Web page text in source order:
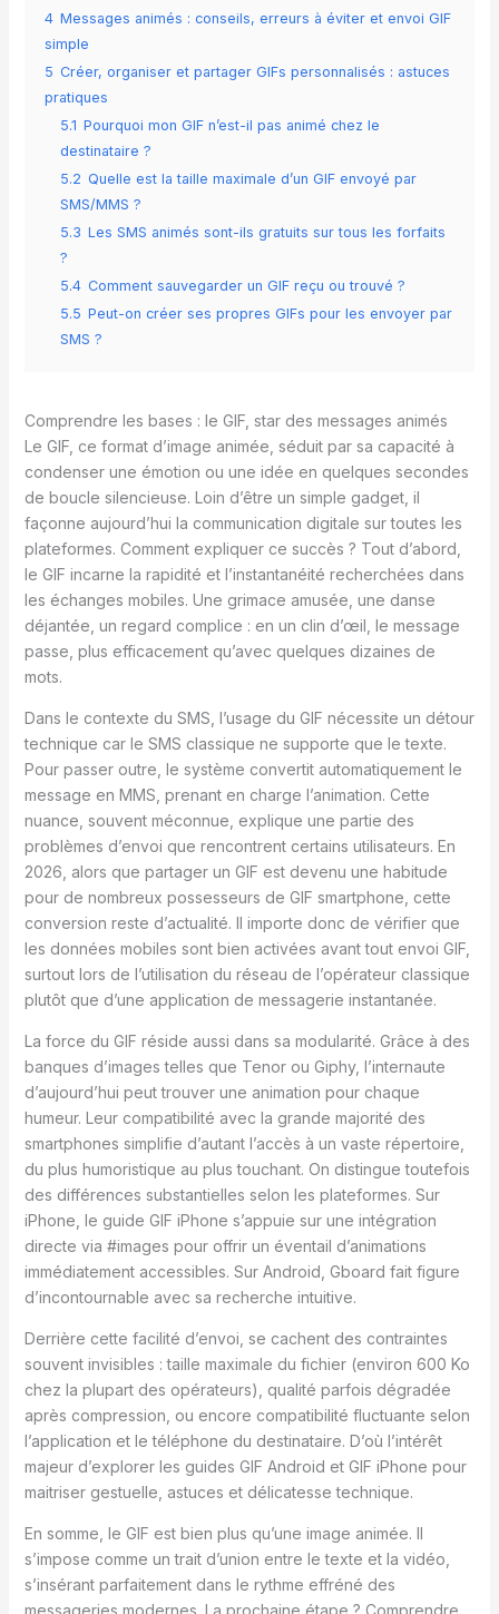
4 Messages animés : conseils, erreurs à éviter et envoi GIF
simple
5 Créer, organiser et partager GIFs personnalisés : astuces
pratiques
5.1 Pourquoi mon GIF n’est-il pas animé chez le
destinataire ?
5.2 Quelle est la taille maximale d’un GIF envoyé par
SMS/MMS ?
5.3 Les SMS animés sont-ils gratuits sur tous les forfaits
?
5.4 Comment sauvegarder un GIF reçu ou trouvé ?
5.5 Peut-on créer ses propres GIFs pour les envoyer par
SMS ?
Comprendre les bases : le GIF, star des messages animés
Le GIF, ce format d’image animée, séduit par sa capacité à
condenser une émotion ou une idée en quelques secondes
de boucle silencieuse. Loin d’être un simple gadget, il
façonne aujourd’hui la communication digitale sur toutes les
plateformes. Comment expliquer ce succès ? Tout d’abord,
le GIF incarne la rapidité et l’instantanéité recherchées dans
les échanges mobiles. Une grimace amusée, une danse
déjantée, un regard complice : en un clin d’œil, le message
passe, plus efficacement qu’avec quelques dizaines de
mots.
Dans le contexte du SMS, l’usage du GIF nécessite un détour
technique car le SMS classique ne supporte que le texte.
Pour passer outre, le système convertit automatiquement le
message en MMS, prenant en charge l’animation. Cette
nuance, souvent méconnue, explique une partie des
problèmes d’envoi que rencontrent certains utilisateurs. En
2026, alors que partager un GIF est devenu une habitude
pour de nombreux possesseurs de GIF smartphone, cette
conversion reste d’actualité. Il importe donc de vérifier que
les données mobiles sont bien activées avant tout envoi GIF,
surtout lors de l’utilisation du réseau de l’opérateur classique
plutôt que d’une application de messagerie instantanée.
La force du GIF réside aussi dans sa modularité. Grâce à des
banques d’images telles que Tenor ou Giphy, l’internaute
d’aujourd’hui peut trouver une animation pour chaque
humeur. Leur compatibilité avec la grande majorité des
smartphones simplifie d’autant l’accès à un vaste répertoire,
du plus humoristique au plus touchant. On distingue toutefois
des différences substantielles selon les plateformes. Sur
iPhone, le guide GIF iPhone s’appuie sur une intégration
directe via #images pour offrir un éventail d’animations
immédiatement accessibles. Sur Android, Gboard fait figure
d’incontournable avec sa recherche intuitive.
Derrière cette facilité d’envoi, se cachent des contraintes
souvent invisibles : taille maximale du fichier (environ 600 Ko
chez la plupart des opérateurs), qualité parfois dégradée
après compression, ou encore compatibilité fluctuante selon
l’application et le téléphone du destinataire. D’où l’intérêt
majeur d’explorer les guides GIF Android et GIF iPhone pour
maitriser gestuelle, astuces et délicatesse technique.
En somme, le GIF est bien plus qu’une image animée. Il
s’impose comme un trait d’union entre le texte et la vidéo,
s’insérant parfaitement dans le rythme effréné des
messageries modernes. La prochaine étape ? Comprendre